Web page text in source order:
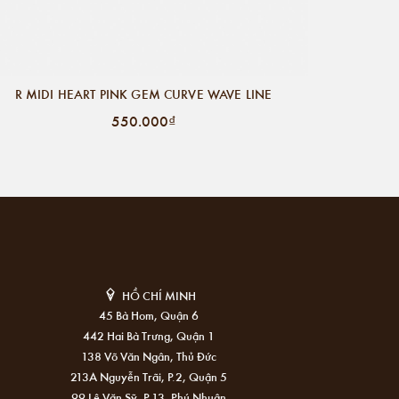
R MIDI HEART PINK GEM CURVE WAVE LINE
550.000₫
HỒ CHÍ MINH
45 Bà Hom, Quận 6
442 Hai Bà Trưng, Quận 1
138 Võ Văn Ngân, Thủ Đức
213A Nguyễn Trãi, P.2, Quận 5